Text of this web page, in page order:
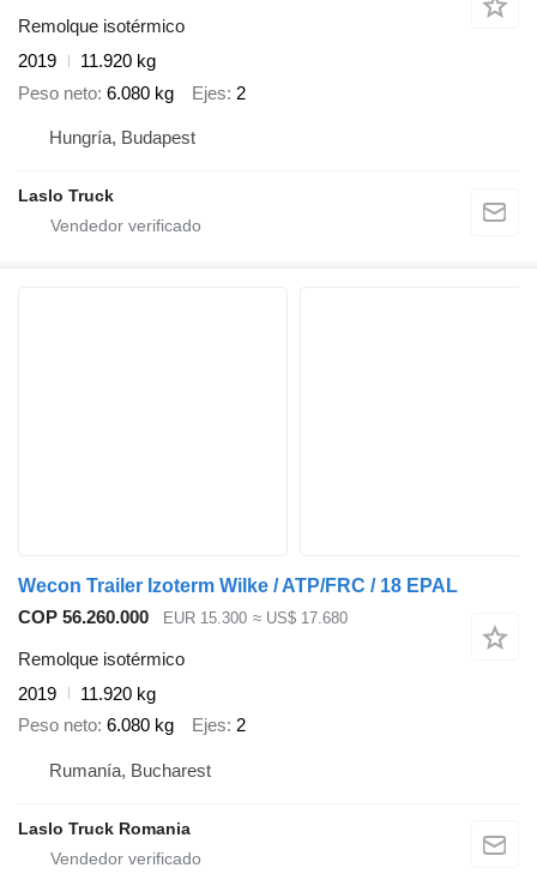
Remolque isotérmico
2019
11.920 kg
Peso neto 6.080 kg Ejes 2
Hungría, Budapest
Laslo Truck
Wecon Trailer Izoterm Wilke / ATP/FRC / 18 EPAL
COP 56.260.000
EUR 15.300 ≈ US$ 17.680
Remolque isotérmico
2019
11.920 kg
Peso neto 6.080 kg Ejes 2
Rumanía, Bucharest
Laslo Truck Romania